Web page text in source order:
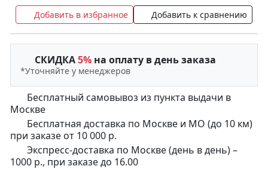
Добавить в избранное Добавить к сравнению
СКИДКА5% на оплату в день заказа
*Уточняйте у менеджеров
Бесплатный самовывоз из пункта выдачи в
Москве
Бесплатная доставка по Москве и МО (до 10 км)
при заказе от 10 000 р.
Экспресс-доставка по Москве (день в день) –
1000 р., при заказе до 16.00